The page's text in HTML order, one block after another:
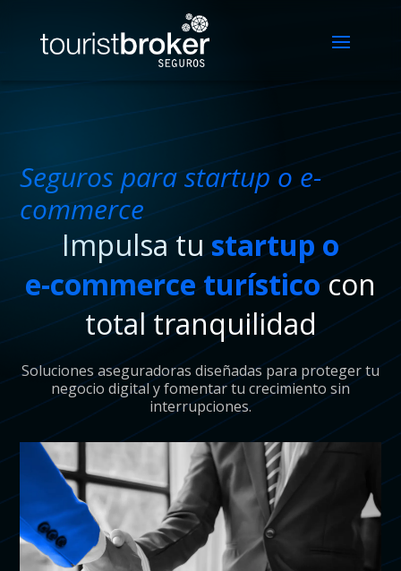
Seguros para startup o e-
commerce
Impulsa tu startup o
e-commerce turístico con
total tranquilidad
Soluciones aseguradoras diseñadas para proteger tu
negocio digital y fomentar tu crecimiento sin
interrupciones.